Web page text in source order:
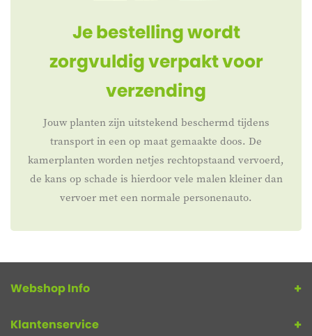
Je bestelling wordt
zorgvuldig verpakt voor
verzending
Jouw planten zijn uitstekend beschermd tijdens
transport in een op maat gemaakte doos. De
kamerplanten worden netjes rechtopstaand vervoerd,
de kans op schade is hierdoor vele malen kleiner dan
vervoer met een normale personenauto.
Webshop Info
Klantenservice